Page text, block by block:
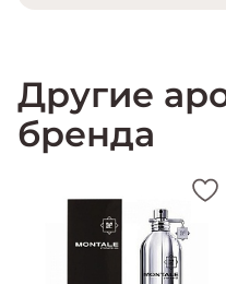
Другие
бренда